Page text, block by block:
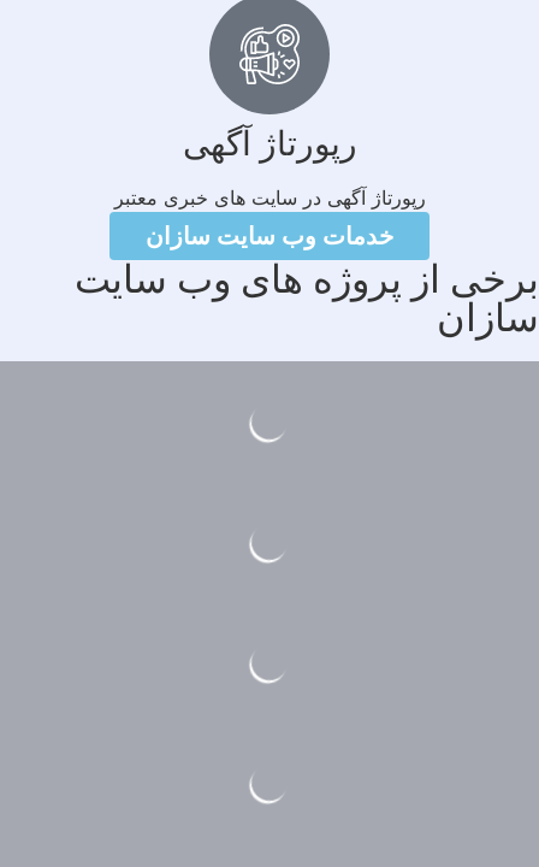
رپورتاژ آگهی
رپورتاژ آگهی در سایت های خبری معتبر
خدمات وب سایت سازان
از پروژه های وب سایت